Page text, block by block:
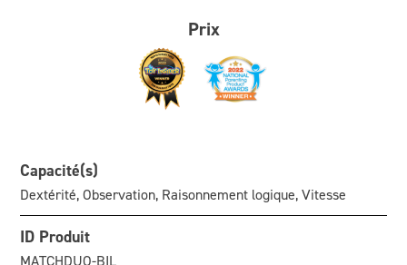
Prix
Capacité(s)
Dextérité, Observation, Raisonnement logique, Vitesse
ID Produit
MATCHDUO-BIL